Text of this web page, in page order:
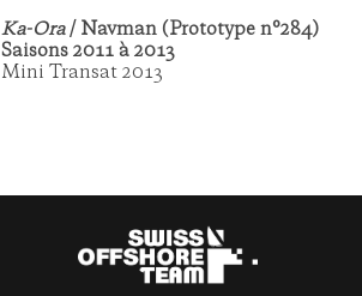
Ka-Ora/ Navman (Prototype n°284)
Saisons 2011 à 2013
Mini Transat 2013